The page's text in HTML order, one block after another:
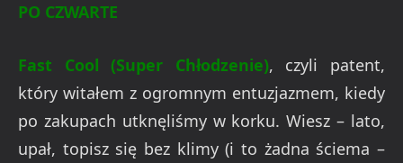
PO CZWARTE
Fast Cool (Super Chłodzenie), czyli patent,
który witałem z ogromnym entuzjazmem, kiedy
po zakupach utknęliśmy w korku. Wiesz – lato,
upał, topisz się bez klimy (i to żadna ściema –